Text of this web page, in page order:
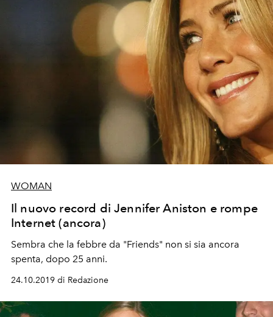
WOMAN
Il nuovo record di Jennifer Aniston e rompe
Internet (ancora)
Sembra che la febbre da "Friends" non si sia ancora
spenta, dopo 25 anni.
24.10.2019 di Redazione